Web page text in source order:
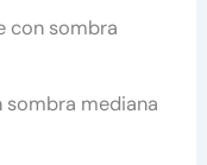
con sombra
sombra mediana